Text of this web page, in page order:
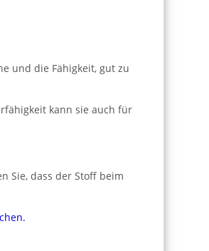
und die Fähigkeit, gut zu
kann sie auch für
Sie, dass der Stoff beim